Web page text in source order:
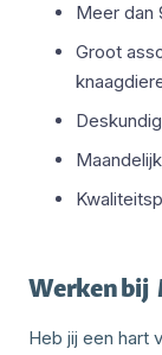
Meer dan
Groot
Werken bij
Heb jij een hart